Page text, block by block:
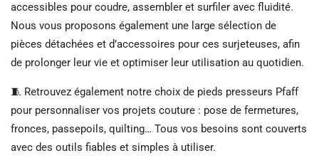
accessibles pour coudre, assembler et surfiler avec fluidité.
Nous vous proposons également une large sélection de
pièces détachées et d’accessoires pour ces surjeteuses, afin
de prolonger leur vie et optimiser leur utilisation au quotidien.
🧵 Retrouvez également notre choix de pieds presseurs Pfaff
pour personnaliser vos projets couture : pose de fermetures,
fronces, passepoils, quilting… Tous vos besoins sont couverts
avec des outils fiables et simples à utiliser.